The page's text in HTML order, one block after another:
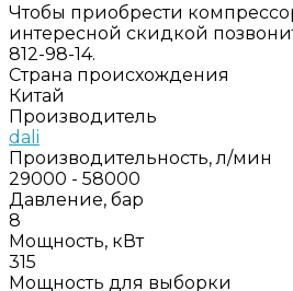
Чтобы приобрести
интересной скидкой
812-98-14.
Страна происхождения
Китай
Производитель
dali
Производительность, л/мин
29000 - 58000
Давление, бар
8
Мощность, кВт
315
Мощность для выборки